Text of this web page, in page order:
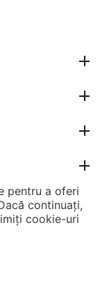
pentru a oferi
continuați,
cookie-uri